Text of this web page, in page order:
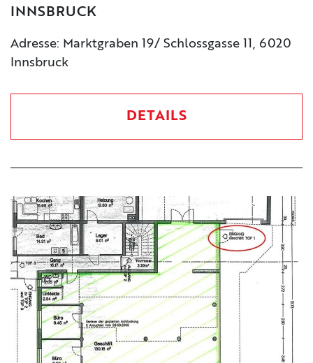
INNSBRUCK
Adresse: Marktgraben 19/ Schlossgasse 11, 6020
Innsbruck
DETAILS